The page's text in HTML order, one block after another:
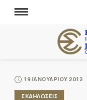
19 ΙΑΝΟΥΑΡΙΟΥ 2012
ΕΚΔΗΛΩΣΕΙΣ